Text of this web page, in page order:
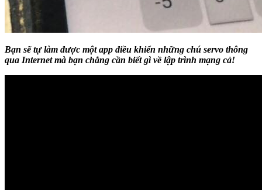
Bạn sẽ tự làm được một app điều khiển những chú servo thông
qua Internet mà bạn chẳng cần biết gì về lập trình mạng cả!